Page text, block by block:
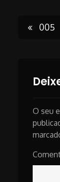
Post
005
O seu